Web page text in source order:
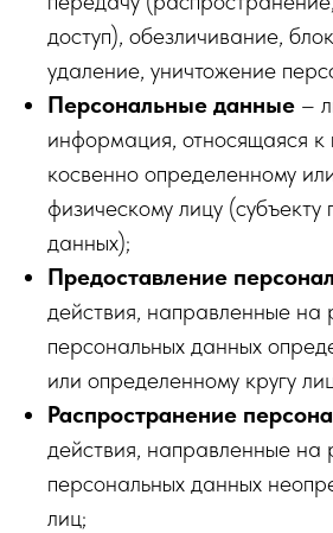
доступ), обезличивание,
удаление, уничтожение
Персональные данные –
информация, относящаяся к
косвенно определенному
физическому лицу (субъекту
данных);
Предоставление
действия, направленные на
персональных данных
или определенному кругу
Распространение
действия, направленные на
персональных данных
лиц;